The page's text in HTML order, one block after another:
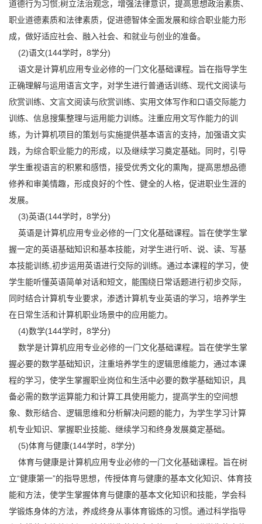
道德行为习惯;树立法治观念，增强法律意识，提高思想政治素质、
职业道德素质和法律素质，促进德智体全面发展和综合职业能力形
成，做好适应社会、融入社会、和就业与创业的准备。
(2)语文(144学时，8学分)
语文是计算机应用专业必修的一门文化基础课程。旨在指导学生
正确理解与运用语言文字，对学生进行普通话训练、现代文阅读与
欣赏训练、文言文阅读与欣赏训练、实用文体写作和口语交际能力
训练、信息搜集整理与运用能力训练。注重应用文写作能力的训
练，为计算机项目的策划与实施提供基本语言的支持，加强语文实
践，为综合职业能力的形成，以及继续学习奠定基础。同时，引导
学生重视语言的积累和感悟，接受优秀文化的熏陶，提高思想品德
修养和审美情趣，形成良好的个性、健全的人格，促进职业生涯的
发展。
(3)英语(144学时，8学分)
英语是计算机应用专业必修的一门文化基础课程。旨在使学生掌
握一定的英语基础知识和基本技能，对学生进行听、说、读、写基
本技能训练,初步运用英语进行交际的训练。通过本课程的学习，使
学生能听懂英语简单对话和短文，能围绕日常话题进行初步交际，
同时结合计算机专业要求，渗透计算机专业英语的学习，培养学生
在日常生活和计算机职业场景中的应用能力。
(4)数学(144学时，8学分)
数学是计算机应用专业必修的一门文化基础课程。旨在使学生掌
握必要的数学基础知识，注重培养学生的逻辑思维能力，通过本课
程的学习，使学生掌握职业岗位和生活中必要的数学基础知识，具
备必需的数学运算能力和计算工具使用能力，提高学生的空间想
象、数形结合、逻辑思维和分析解决问题的能力，为学生学习计算
机专业知识、掌握职业技能、继续学习和终身发展奠定基础。
(5)体育与健康(144学时，8学分)
体育与健康是计算机应用专业必修的一门文化基础课程。旨在树
立“健康第一”的指导思想，传授体育与健康的基本文化知识、体育技
能和方法，使学生掌握体育与健康的基本文化知识和技能，学会科
学锻炼身体的方法，养成终身从事体育锻炼的习惯。通过科学指导